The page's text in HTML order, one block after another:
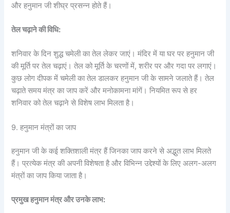
और हनुमान जी शीघ्र प्रसन्न होते हैं।
तेल चढ़ाने की विधि:
शनिवार के दिन शुद्ध चमेली का तेल लेकर जाएं। मंदिर में या घर पर हनुमान जी
की मूर्ति पर तेल चढ़ाएं। तेल को मूर्ति के चरणों में, शरीर पर और गदा पर लगाएं।
कुछ लोग दीपक में चमेली का तेल डालकर हनुमान जी के सामने जलाते हैं। तेल
चढ़ाते समय मंत्र का जाप करें और मनोकामना मांगें। नियमित रूप से हर
शनिवार को तेल चढ़ाने से विशेष लाभ मिलता है।
9. हनुमान मंत्रों का जाप
हनुमान जी के कई शक्तिशाली मंत्र हैं जिनका जाप करने से अद्भुत लाभ मिलते
हैं। प्रत्येक मंत्र की अपनी विशेषता है और विभिन्न उद्देश्यों के लिए अलग-अलग
मंत्रों का जाप किया जाता है।
प्रमुख हनुमान मंत्र और उनके लाभ: